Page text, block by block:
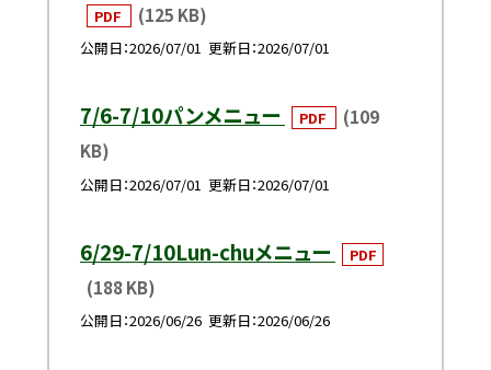
PDF (125 KB)
公開日 2026/07/01 更新日 2026/07/01
7/6-7/10パンメニュー PDF
(109
KB)
公開日 2026/07/01 更新日 2026/07/01
6/29-7/10Lun-chuメニュー PDF
(188 KB)
公開日 2026/06/26 更新日 2026/06/26